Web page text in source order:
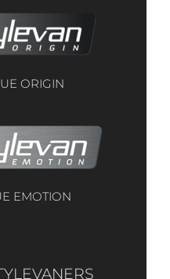
ORIGIN
EMOTION